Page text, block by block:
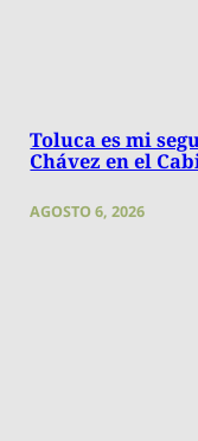
Toluca es mi
Chávez en el
AGOSTO 6, 2026